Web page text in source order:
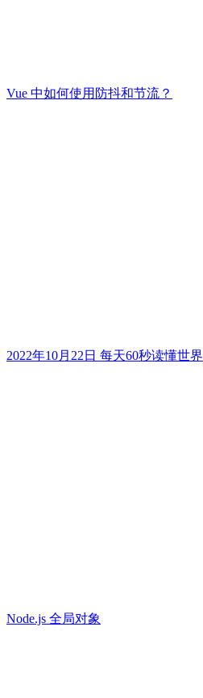
Vue 中如何使用防抖和节流？
2022年10月22日 每天60秒读懂世界
Node.js 全局对象